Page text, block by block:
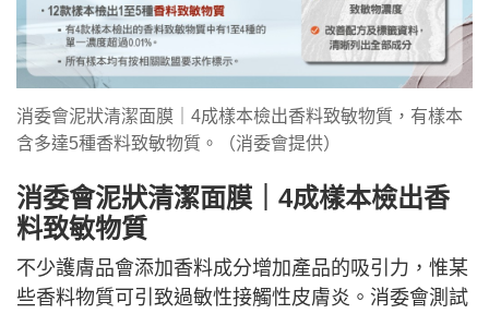
消委會泥狀清潔面膜｜4成樣本檢出香料致敏物質，有樣本
含多達5種香料致敏物質。（消委會提供）
消委會泥狀清潔面膜｜4成樣本檢出香
料致敏物質
不少護膚品會添加香料成分增加產品的吸引力，惟某
些香料物質可引致過敏性接觸性皮膚炎。消委會測試